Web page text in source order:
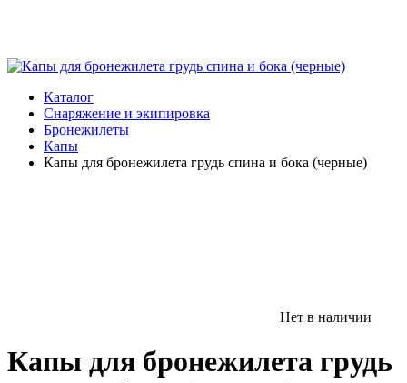
Каталог
Снаряжение и экипировка
Бронежилеты
Капы
Капы для бронежилета грудь спина и бока (черные)
Нет в наличии
Капы для бронежилета грудь